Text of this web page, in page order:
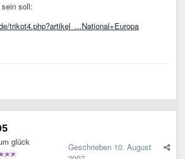
soll:
trikot4.php?artikel_...National+Europa
glück Geschrieben 10. August